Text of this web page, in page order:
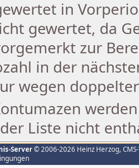
in
gewertet, da
zur
in der
wegen
Liste nicht
Server© 2006-2026 Heinz Herzog,